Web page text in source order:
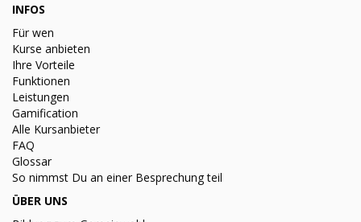
INFOS
Für wen
Kurse anbieten
Ihre Vorteile
Funktionen
Leistungen
Gamification
Alle Kursanbieter
FAQ
Glossar
So nimmst Du an einer Besprechung teil
ÜBER UNS